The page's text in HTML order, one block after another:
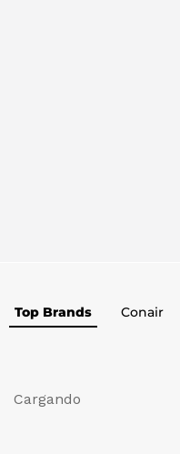
Top Brands Conair
Cargando